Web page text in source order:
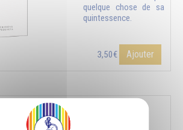
quelque chose de sa
quintessence.
3,50€ Ajouter
UN HAUT IDEAL APPORTE LA PLENITUDE